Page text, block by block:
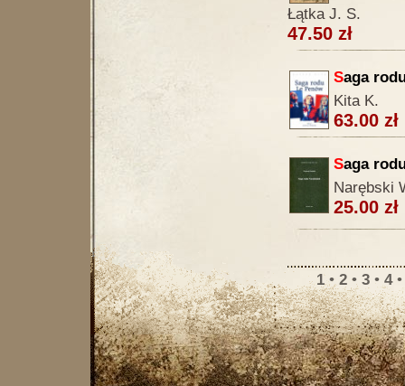
Łątka J. S.
47.50 zł
Saga
Kita K.
63.00 zł
Saga
Narębski
25.00 zł
1• 2 • 3 • 4